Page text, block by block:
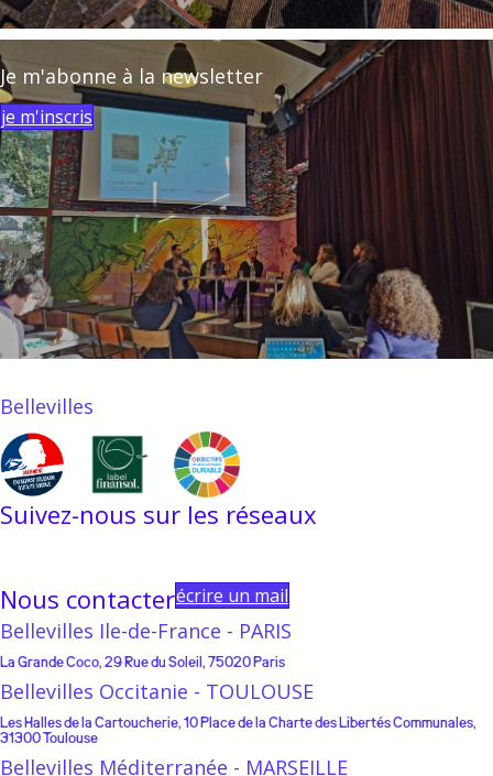
Je m'abonne à la newsletter
je m'inscris
Bellevilles
Suivez-nous sur les réseaux
Nous contacterécrire un mail
Bellevilles Ile-de-France - PARIS
La Grande Coco, 29 Rue du Soleil, 75020 Paris
Bellevilles Occitanie - TOULOUSE
Les Halles de la Cartoucherie, 10 Place de la Charte des Libertés Communales,
31300 Toulouse
Bellevilles Méditerranée - MARSEILLE